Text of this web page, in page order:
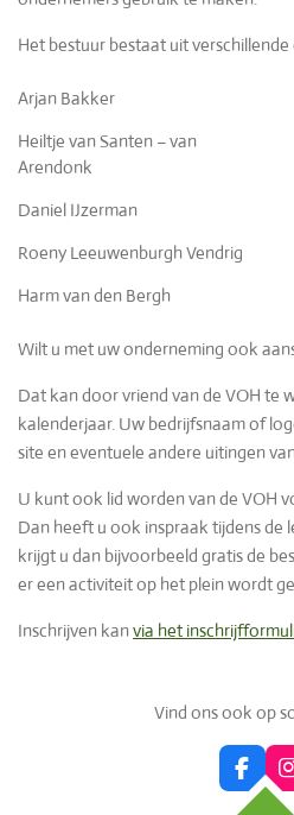
Het bestuur bestaat uit
Arjan Bakker
Heiltje van Santen – van
Arendonk
Daniel IJzerman
Roeny Leeuwenburgh Vendrig
Harm van den Bergh
Wilt u met uw onderneming ook
Dat kan door vriend van de VOH te
kalenderjaar. Uw bedrijfsnaam of
site en eventuele andere uitingen
U kunt ook lid worden van de VOH
Dan heeft u ook inspraak tijdens de
krijgt u dan bijvoorbeeld gratis de
er een activiteit op het plein wordt
Inschrijven kanvia het
Vind ons ook op
F
a
I